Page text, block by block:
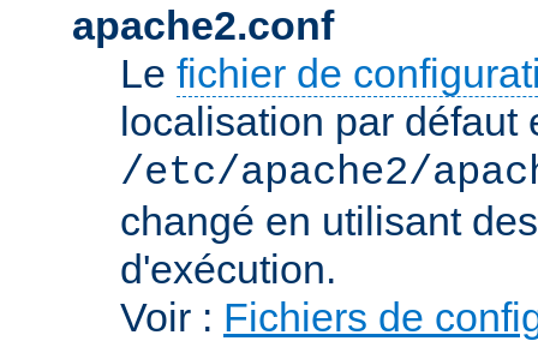
apache2.conf
Le fichier de
localisation par défaut
/etc/apache2/
changé en utilisant
d'exécution.
Voir : Fichiers de